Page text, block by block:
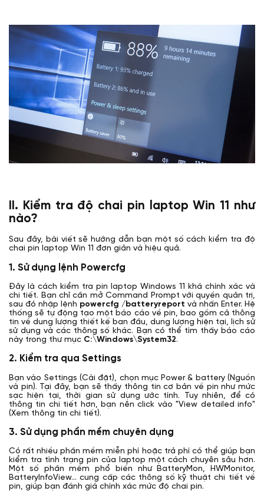
II. Kiểm tra độ chai pin laptop Win 11 như
nào?
Sau đây, bài viết sẽ hướng dẫn bạn một số cách kiểm tra độ
chai pin laptop Win 11 đơn giản và hiệu quả.
1. Sử dụng lệnh Powercfg
Đây là cách kiểm tra pin laptop Windows 11 khá chính xác và
chi tiết. Bạn chỉ cần mở Command Prompt với quyền quản trị,
sau đó nhập lệnh powercfg /batteryreport và nhấn Enter. Hệ
thống sẽ tự động tạo một báo cáo về pin, bao gồm cả thông
tin về dung lượng thiết kế ban đầu, dung lượng hiện tại, lịch sử
sử dụng và các thông số khác. Bạn có thể tìm thấy báo cáo
này trong thư mục C:\Windows\System32.
2. Kiểm tra qua Settings
Bạn vào Settings (Cài đặt), chọn mục Power & battery (Nguồn
và pin). Tại đây, bạn sẽ thấy thông tin cơ bản về pin như mức
sạc hiện tại, thời gian sử dụng ước tính. Tuy nhiên, để có
thông tin chi tiết hơn, bạn nên click vào "View detailed info"
(Xem thông tin chi tiết).
3. Sử dụng phần mềm chuyên dụng
Có rất nhiều phần mềm miễn phí hoặc trả phí có thể giúp bạn
kiểm tra tình trạng pin của laptop một cách chuyên sâu hơn.
Một số phần mềm phổ biến như BatteryMon, HWMonitor,
BatteryInfoView... cung cấp các thông số kỹ thuật chi tiết về
pin, giúp bạn đánh giá chính xác mức độ chai pin.